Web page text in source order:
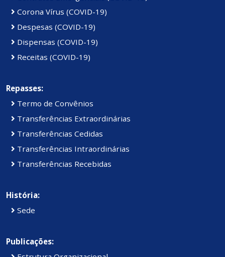
Corona Vírus (COVID-19)
Despesas (COVID-19)
Dispensas (COVID-19)
Receitas (COVID-19)
Repasses:
Termo de Convênios
Transferências Extraordinárias
Transferências Cedidas
Transferências Intraordinárias
Transferências Recebidas
História:
Sede
Publicações: